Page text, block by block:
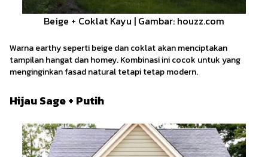
Beige + Coklat Kayu | Gambar: houzz.com
Warna earthy seperti beige dan coklat akan menciptakan
tampilan hangat dan homey. Kombinasi ini cocok untuk yang
menginginkan fasad natural tetapi tetap modern.
Hijau Sage + Putih